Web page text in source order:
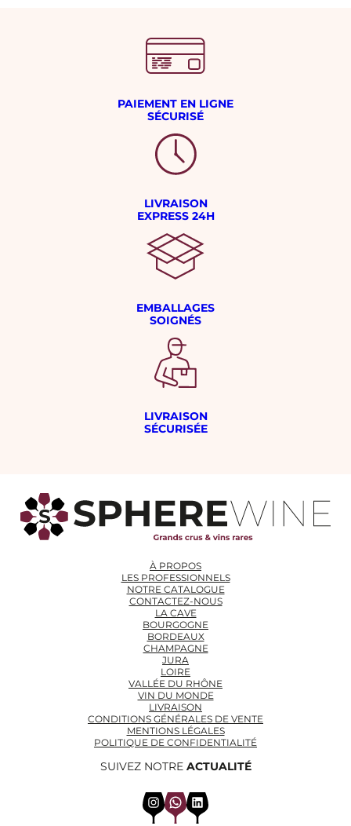
PAIEMENT EN LIGNE
SÉCURISÉ
LIVRAISON
EXPRESS 24H
EMBALLAGES
SOIGNÉS
LIVRAISON
SÉCURISÉE
À PROPOS
LES PROFESSIONNELS
NOTRE CATALOGUE
CONTACTEZ-NOUS
LA CAVE
BOURGOGNE
BORDEAUX
CHAMPAGNE
JURA
LOIRE
VALLÉE DU RHÔNE
VIN DU MONDE
LIVRAISON
CONDITIONS GÉNÉRALES DE VENTE
MENTIONS LÉGALES
POLITIQUE DE CONFIDENTIALITÉ
SUIVEZ NOTRE ACTUALITÉ
InstagramWhatsApp LinkedIn